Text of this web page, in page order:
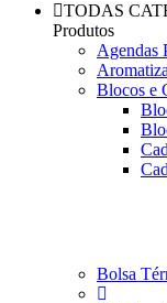
TODAS
Produtos
Agendas
Blocos e
Bolsa